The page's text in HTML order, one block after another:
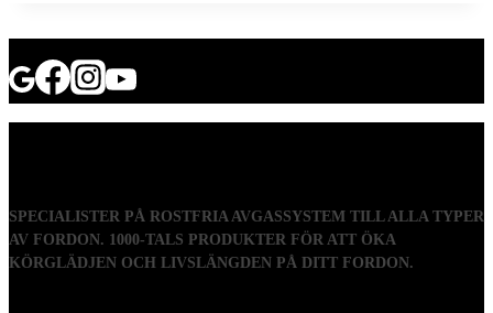
SPECIALISTER PÅ ROSTFRIA AVGASSYSTEM TILL ALLA TYPER
AV FORDON. 1000-TALS PRODUKTER FÖR ATT ÖKA
KÖRGLÄDJEN OCH LIVSLÄNGDEN PÅ DITT FORDON.